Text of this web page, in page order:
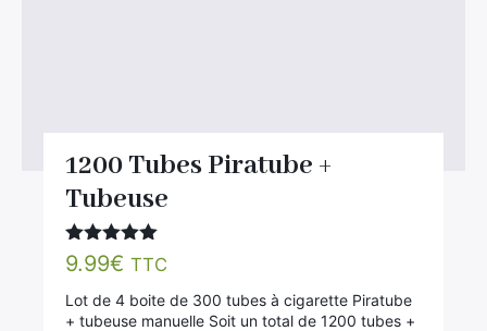
1200 Tubes Piratube +
Tubeuse
Note5.00
sur 5
9.99€ TTC
Lot de 4 boite de 300 tubes à cigarette Piratube
+ tubeuse manuelle Soit un total de 1200 tubes +